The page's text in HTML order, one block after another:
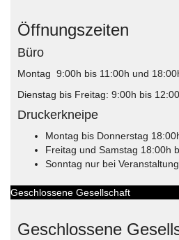
Öffnungszeiten
Büro
Montag 9:00h bis 11:00h und
Dienstag bis Freitag: 9:00h bis
Druckerkneipe
Montag bis Donnerstag
Freitag und Samstag 18:00h
Sonntag nur bei
Geschlossene Gesellschaft
Geschlossene